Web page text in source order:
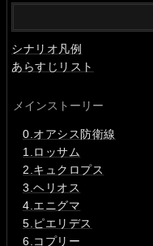
シナリオ凡例
あらすじリスト
メインストーリー
0.オアシス防衛線
1.ロッサム
2.キュクロプス
3.ヘリオス
4.エニグマ
5.ピエリデス
6.コプリー